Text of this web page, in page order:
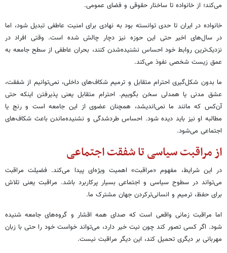
می‌کند؛ از خانواده تا ساختار حقوقی و فضای عمومی.
خانواده در ایران تا حدی توانسته بود به نهادی برای امنیت عاطفی تبدیل شود، اما
در سال‌های اخیر حتی این حوزه نیز دچار چالش شده است. وقتی افراد در
نزدیک‌ترین روابط خود احساس نشنیده‌شدن کنند، بحران عاطفی از سطح جامعه به
عمق زیست شخصی نفوذ می‌کند.
ما بدون شکل‌گیری احترام متقابل و ترمیم شکاف‌های داخلی، نمی‌توانیم از شفقت،
عشق مدنی یا همدلی سخن بگوییم. احترام متقابل یعنی پذیرفتن اینکه حتی
آن‌کس که مانند ما نمی‌اندیشد، همچنان عضوی از این جامعه است و رنج یا
مطالبه او نیز باید دیده شود. احساس طردشدگی و نشنیده‌ماندن باعث شکاف‌های
اجتماعی می‌شود.
از مراقبت سیاسی تا شفقت اجتماعی
در این شرایط، مفهوم «مراقبت» اهمیت ویژه‌ای پیدا می‌کند. فضیلت مراقبت
می‌تواند در سطوح سیاسی و اجتماعی بسیار پرکاربرد باشد. مراقبت یعنی تلاش
برای حفظ، ترمیم و انسانی‌ترکردن جهان مشترک ما.
اما مراقبت زمانی واقعی است که صدای همه اقشار و گروه‌های جامعه شنیده
شود. اگر کسی تصور کند چون نیت خیر دارد، می‌تواند خواست خود را حتی با زبان
مهربانی بر دیگری تحمیل کند، این دیگر مراقبت نیست.